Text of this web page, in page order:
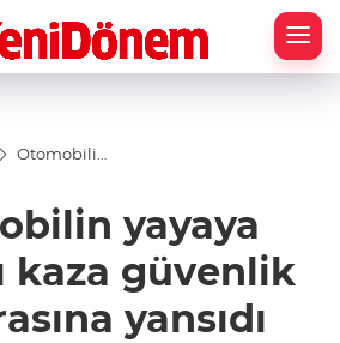
Otomobilin
kaza
güvenlik
yansıdı
yayaya
kaza güvenlik
yansıdı